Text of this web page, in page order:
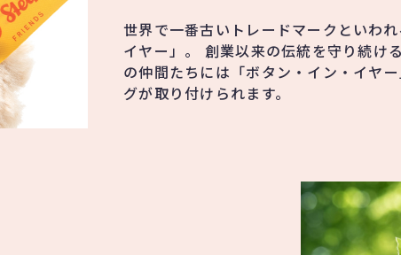
世界で一番古いトレードマークといわれ
イヤー」。 創業以来の伝統を守り続け
の仲間たちには「ボタン・イン・イヤ
グが取り付けられます。